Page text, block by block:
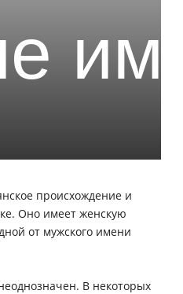
происхождение и
Оно имеет женскую
от мужского имени
В некоторых